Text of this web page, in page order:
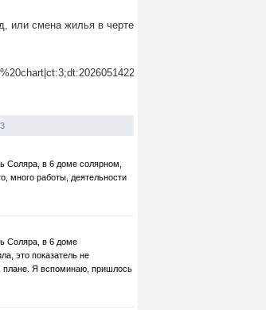
или смена жилья в черте
Соляра, в 6 доме солярном,
много работы, деятельности
Соляра, в 6 доме
это показатель не
плане. Я вспоминаю, пришлось